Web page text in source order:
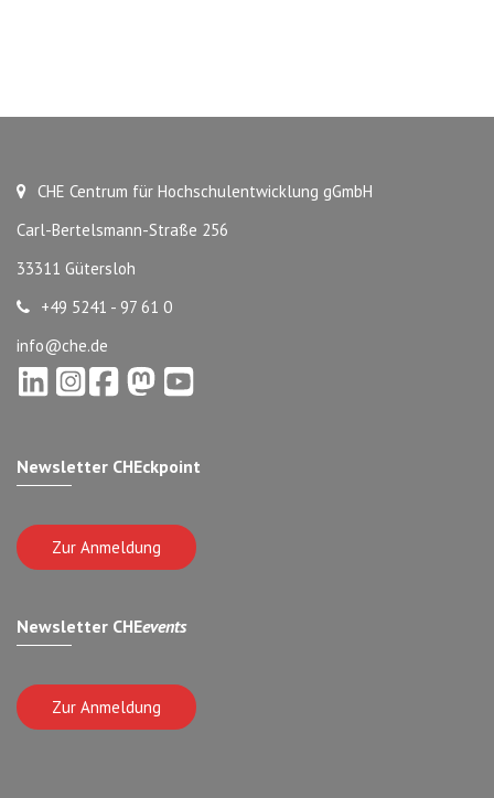
CHE Centrum für Hochschulentwicklung gGmbH
Carl-Bertelsmann-Straße 256
33311 Gütersloh
+49 5241 - 97 61 0
info@che.de
Newsletter CHEckpoint
Zur Anmeldung
Newsletter CHEevents
Zur Anmeldung